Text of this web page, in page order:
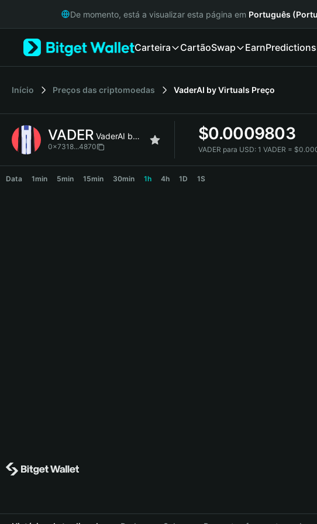
Русский
Italiano
简体中文
繁體中文
Bahasa Indonesia
De momento, está a visualizar esta página em Português
Carteira CartãoSwap EarnPredictions
Início Preços das criptomoedas VaderAI by Virtuals Preço
VADER VaderAI by Virtuals
0x7318...4870
$0.0009803
VADER para USD: 1 VADER =
Data 1min 5min 15min 30min 1h 4h 1D 1S